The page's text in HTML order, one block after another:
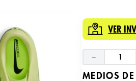
VER
－
MEDIOS